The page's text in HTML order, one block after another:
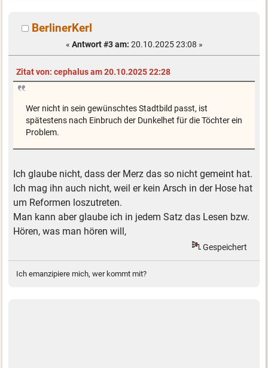
BerlinerKerl
« Antwort #3 am: 20.10.2025 23:08 »
Zitat von: cephalus am 20.10.2025 22:28
Wer nicht in sein gewünschtes Stadtbild passt, ist
spätestens nach Einbruch der Dunkelhet für die Töchter ein
Problem.
Ich glaube nicht, dass der Merz das so nicht gemeint hat.
Ich mag ihn auch nicht, weil er kein Arsch in der Hose hat
um Reformen loszutreten.
Man kann aber glaube ich in jedem Satz das Lesen bzw.
Hören, was man hören will,
Gespeichert
Ich emanzipiere mich, wer kommt mit?